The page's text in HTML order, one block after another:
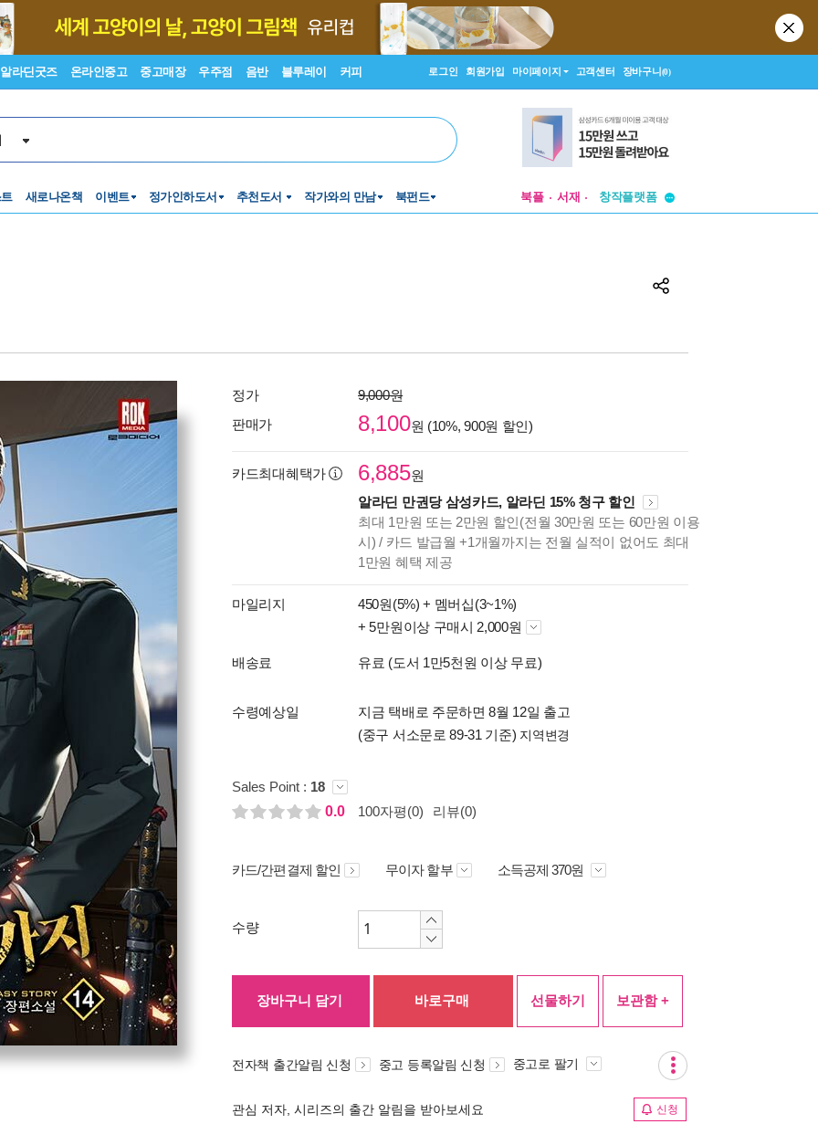
알라딘굿즈 온라인중고 중고매장 우주점 음반 블루레이 커피 로그인 회원가입 마이페이지 고객센터 장바구니(0)
새로나온책 이벤트 정가인하도서 추천도서 작가와의 만남 북펀드 북플 서재
창작플랫폼
정가
9,000원
판매가
8,100원 (10%, 900원 할인)
카드최대혜택가 6,885원
알라딘 만권당 삼성카드, 알라딘 15% 청구 할인
최대 1만원 또는 2만원 할인(전월 30만원 또는 60만원 이용
시) / 카드 발급월 +1개월까지는 전월 실적이 없어도 최대
1만원 혜택 제공
마일리지 450원(5%) + 멤버십(3~1%)
+ 5만원이상 구매시 2,000원
배송료 유료 (도서 1만5천원 이상 무료)
수령예상일
지금 택배로 주문하면 8월 12일 출고
(중구 서소문로 89-31 기준) 지역변경
Sales Point : 18
0.0
100자평(0) 리뷰(0)
카드/간편결제 할인 무이자 할부 소득공제 370원
수량
장바구니 담기 바로구매 선물하기 보관함 +
전자책 출간알림 신청 중고 등록알림 신청 중고로 팔기
관심 저자, 시리즈의 출간 알림을 받아보세요 신청